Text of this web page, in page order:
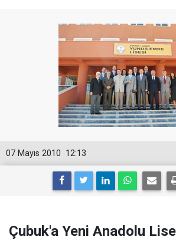
12:13
07 Mayıs 2010
Çubuk'a Yeni Anadolu